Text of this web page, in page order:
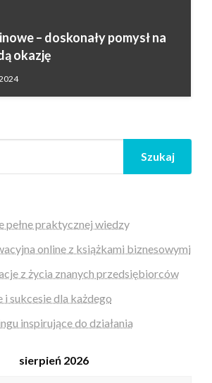
– doskonały pomysł na
okazję
Szukaj
pełne praktycznej wiedzy
online z książkami biznesowymi
z życia znanych przedsiębiorców
i sukcesie dla każdego
inspirujące do działania
sierpień 2026